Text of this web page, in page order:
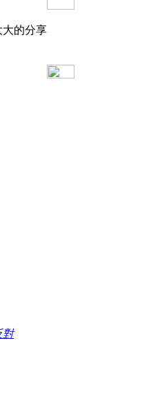
大的分享
對